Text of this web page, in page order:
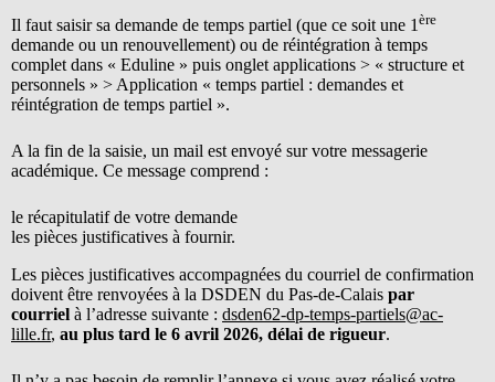
Il faut saisir sa demande de temps partiel (que ce soit une 1 ère
demande ou un renouvellement) ou de réintégration à temps
complet dans « Eduline » puis onglet applications > « structure et
personnels » > Application « temps partiel : demandes et
réintégration de temps partiel ».
A la fin de la saisie, un mail est envoyé sur votre messagerie
académique. Ce message comprend :
le récapitulatif de votre demande
les pièces justificatives à fournir.
Les pièces justificatives accompagnées du courriel de confirmation
doivent être renvoyées à la DSDEN du Pas-de-Calais par
courriel à l’adresse suivante : dsden62-dp-temps-partiels@ac-
lille.fr, au plus tard le 6 avril 2026, délai de rigueur.